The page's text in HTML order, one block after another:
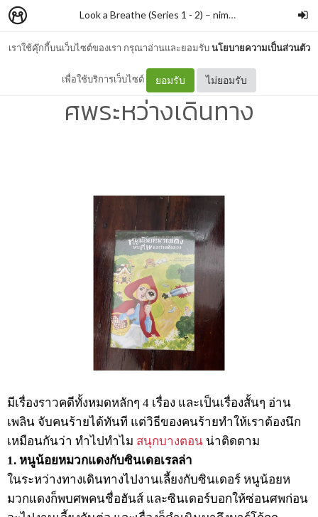
เราใช้คุ๊กกี้บนเว็บไซต์ของเรา กรุณาอ่านและยอมรับนโยบายความเป็นส่วนตัว
เพื่อใช้บริการเว็บไซต์ ยอมรับ ไม่ยอมรับ
Look a Breathe (Series 1 - 2) – nimon
#012 หนูน้อยหมวกแดงพบ
ศพระหว่างเดินทาง
มีเรื่องราวคดีทั้งหมดหลักๆ 4 เรื่อง และเป็นเรื่องสั้นๆ อ่าน
เพลิน จับคนร้ายได้ทันที แต่วิธีของคนร้ายทำให้เราต้องนึก
เหมือนกันว่า ทำไปทำไม สนุกบางตอน น่าติดตาม
1. หนูน้อยหมวกแดงกับซินเดอเรลล่า
ในระหว่างทางเดินทางไปงานเลี้ยงกับซินเดอร์ หนูน้อยห
มวกแดงก็พบศพคนชื่อฮันส์ และซินเดอร์บอกให้ซ่อนศพก่อน